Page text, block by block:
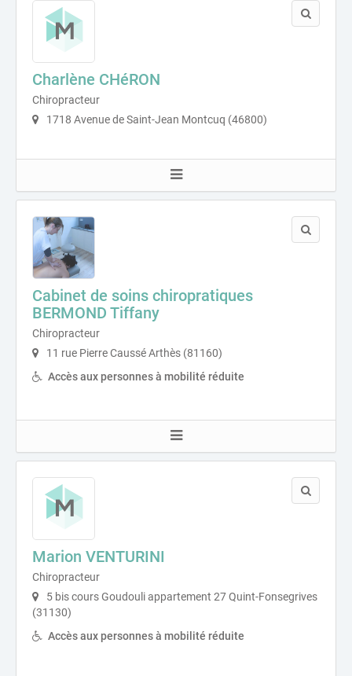
Charlène CHéRON
Chiropracteur
1718 Avenue de Saint-Jean Montcuq (46800)
Cabinet de soins chiropratiques
BERMOND Tiffany
Chiropracteur
11 rue Pierre Caussé Arthès (81160)
Accès aux personnes à mobilité réduite
Marion VENTURINI
Chiropracteur
5 bis cours Goudouli appartement 27 Quint-Fonsegrives
(31130)
Accès aux personnes à mobilité réduite